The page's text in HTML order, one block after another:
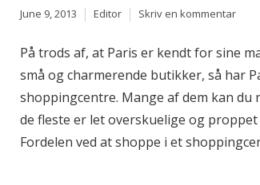
June 9, 2013 Editor Skriv en kommentar
På trods af, at Paris er kendt for sine
små og charmerende butikker, så har
shoppingcentre. Mange af dem kan
de fleste er let overskuelige og
Fordelen ved at shoppe i et